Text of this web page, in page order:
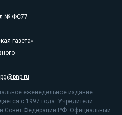
№ ФС77-
газета»
pg@pnp.ru
еженедельное издание
с 1997 года. Учредители
и Совет Федерации РФ. Официальный